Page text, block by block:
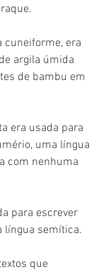
cuneiforme, era
argila úmida
de bambu em
era usada para
uma língua
com nenhuma
para escrever
língua semítica.
que